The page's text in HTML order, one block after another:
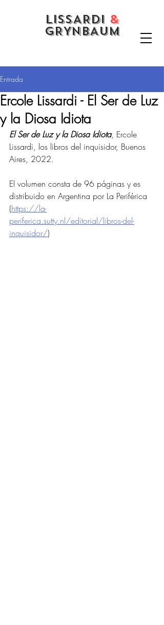
LISSARDI &
GRYNBAUM
Entrada
Ercole Lissardi - El Ser de Luz
y la Diosa Idiota
El Ser de Luz y la Diosa Idiota, Ercole
Lissardi, los libros del inquisidor, Buenos
Aires, 2022.
El volumen consta de 96 páginas y es
distribuido en Argentina por La Periférica
(https://la-
periferica.sutty.nl/editorial/libros-del-
inquisidor/)